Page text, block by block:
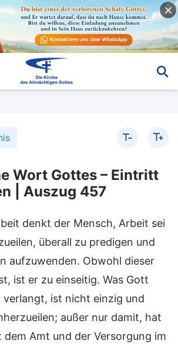
Wort Gottes – Eintritt
| Auszug 457
denkt der Mensch, Arbeit sei
überall zu predigen und
aufzuwenden. Obwohl dieser
ist er zu einseitig. Was Gott
verlangt, ist nicht einzig und
außer nur damit, hat
dem Amt und der Versorgung im